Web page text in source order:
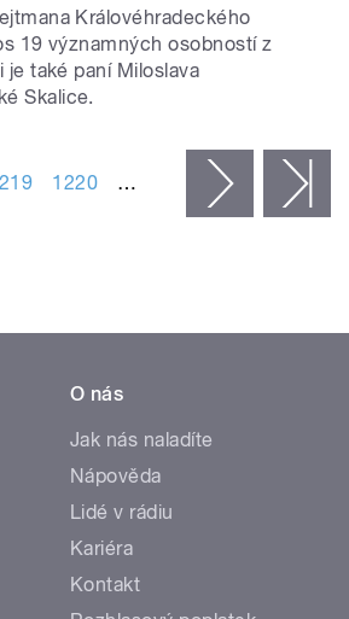
Královéhradeckého
19 významných osobností z
je také paní Miloslava
Skalice.
1220 … následující ›
O nás
Jak nás naladíte
Nápověda
Lidé v rádiu
Kariéra
Kontakt